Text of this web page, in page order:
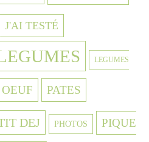
J'AI TESTÉ
LEGUMES
OEUF PATES
DEJ PHOTOS PIQUE